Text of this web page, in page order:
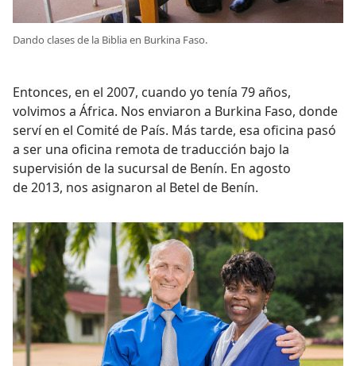
Dando clases de la Biblia en Burkina Faso.
Entonces, en el 2007, cuando yo tenía 79 años,
volvimos a África. Nos enviaron a Burkina Faso, donde
serví en el Comité de País. Más tarde, esa oficina pasó
a ser una oficina remota de traducción bajo la
supervisión de la sucursal de Benín. En agosto
de 2013, nos asignaron al Betel de Benín.